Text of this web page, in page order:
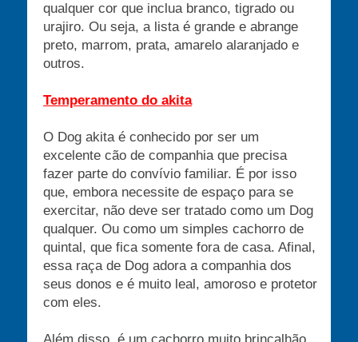
qualquer cor que inclua branco, tigrado ou
urajiro. Ou seja, a lista é grande e abrange
preto, marrom, prata, amarelo alaranjado e
outros.
Temperamento do akita
O Dog akita é conhecido por ser um
excelente cão de companhia que precisa
fazer parte do convívio familiar. É por isso
que, embora necessite de espaço para se
exercitar, não deve ser tratado como um Dog
qualquer. Ou como um simples cachorro de
quintal, que fica somente fora de casa. Afinal,
essa raça de Dog adora a companhia dos
seus donos e é muito leal, amoroso e protetor
com eles.